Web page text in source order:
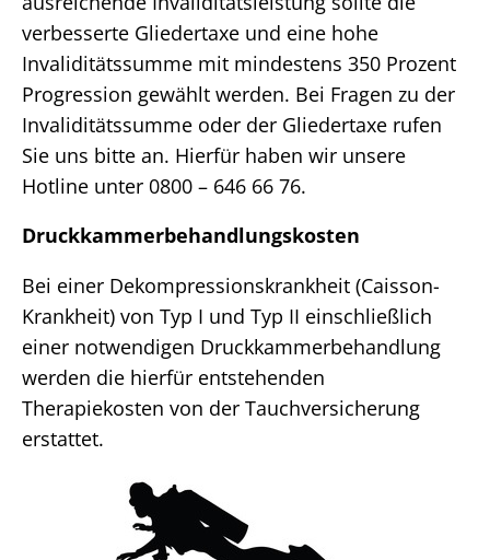
verbesserte Gliedertaxe und eine hohe
Invaliditätssumme mit mindestens 350 Prozent
Progression gewählt werden. Bei Fragen zu der
Invaliditätssumme oder der Gliedertaxe rufen
Sie uns bitte an. Hierfür haben wir unsere
Hotline unter 0800 – 646 66 76.
Druckkammerbehandlungskosten
Bei einer Dekompressionskrankheit (Caisson-
Krankheit) von Typ I und Typ II einschließlich
einer notwendigen Druckkammerbehandlung
werden die hierfür entstehenden
Therapiekosten von der Tauchversicherung
erstattet.